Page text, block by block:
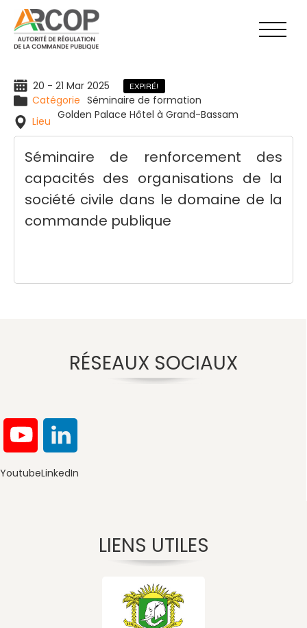
contenu
20 - 21 Mar 2025 EXPIRÉ!
Catégorie Séminaire de formation
Lieu Golden Palace Hôtel à Grand-Bassam
Séminaire de renforcement des
capacités des organisations de la
société civile dans le domaine de la
commande publique
RÉSEAUX SOCIAUX
YoutubeLinkedIn
LIENS UTILES